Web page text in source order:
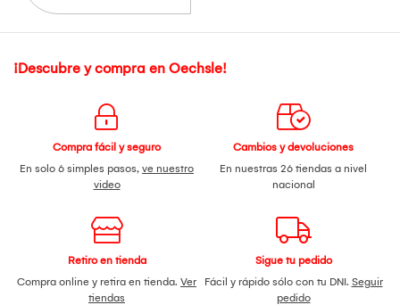
¡Descubre y compra en Oechsle!
Compra fácil y seguro
En solo 6 simples pasos, ve nuestro
video
Cambios y devoluciones
En nuestras 26 tiendas a nivel
nacional
Retiro en tienda
Compra online y retira en tienda. Ver
tiendas
Sigue tu pedido
Fácil y rápido sólo con tu DNI. Seguir
pedido